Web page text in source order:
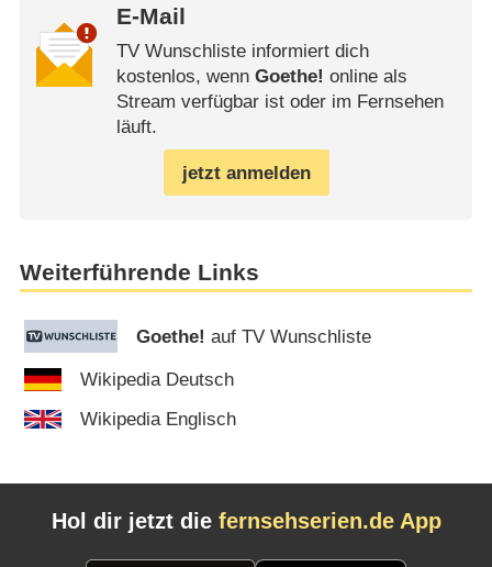
E-Mail
TV Wunschliste informiert dich
kostenlos, wenn Goethe! online als
Stream verfügbar ist oder im Fernsehen
läuft.
jetzt anmelden
Weiterführende Links
Goethe! auf TV Wunschliste
Wikipedia Deutsch
Wikipedia Englisch
Hol dir jetzt die fernsehserien.de App